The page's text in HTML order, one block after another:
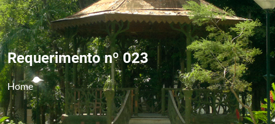
Requerimento nº 023
Home